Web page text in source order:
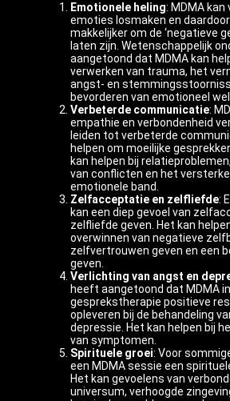
Emotionele heling: MDMA
emoties losmaken en
makkelijker om de ‘negatieve
laten zijn. Wetenschappelijk
aangetoond dat MDMA kan
verwerken van trauma, het
angst- en
bevorderen van emotioneel
Verbeterde communicatie:
empathie en verbondenheid
leiden tot verbeterde
helpen om moeilijke
kan helpen bij
van conflicten en het
emotionele band.
Zelfacceptatie en zelfliefde:
kan een diep gevoel van
zelfliefde geven. Het kan
overwinnen van negatieve
zelfvertrouwen geven en een
geven.
Verlichting van angst en
heeft aangetoond dat MDMA
gesprekstherapie positieve
opleveren bij de behandeling
depressie. Het kan helpen bij
van symptomen.
Spirituele groei: Voor
een MDMA sessie een
Het kan gevoelens van
universum, verhoogde